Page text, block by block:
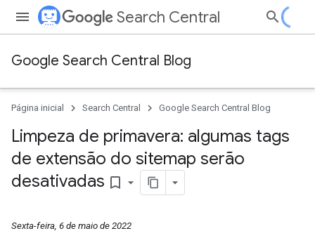
Search Central
Google Search Central Blog
Página inicial Search Central Google Search Central Blog
Limpeza de primavera: algumas tags
de extensão do sitemap serão
desativadas bookmark_border
Sexta-feira, 6 de maio de 2022